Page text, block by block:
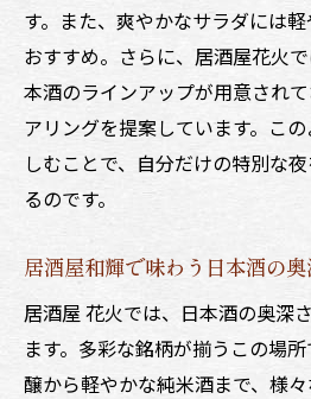
す。また、爽やかなサラダには
おすすめ。さらに、居酒屋花火
本酒のラインアップが用意され
アリングを提案しています。こ
しむことで、自分だけの特別な
るのです。
居酒屋和輝で味わう日本酒の奥
居酒屋 花火では、日本酒の奥深
ます。多彩な銘柄が揃うこの場
醸から軽やかな純米酒まで、様